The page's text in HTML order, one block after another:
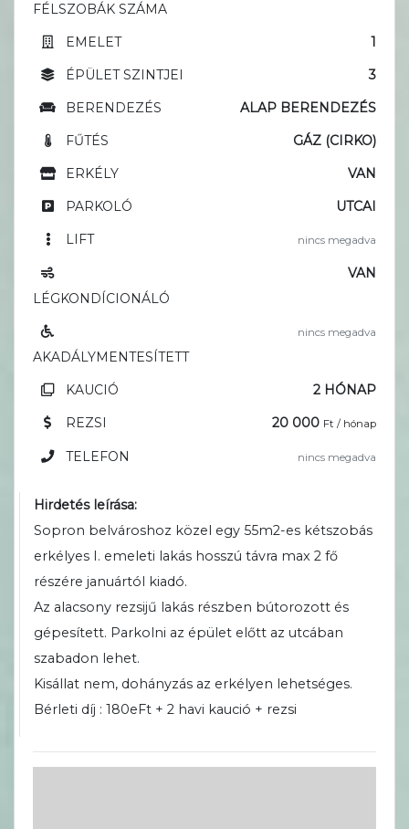
FÉLSZOBÁK SZÁMA
EMELET
1
ÉPÜLET SZINTJEI
3
BERENDEZÉS
ALAP BERENDEZÉS
FŰTÉS
GÁZ (CIRKO)
ERKÉLY
VAN
PARKOLÓ
UTCAI
LIFT
nincs megadva
LÉGKONDÍCIONÁLÓ
VAN
AKADÁLYMENTESÍTETT
nincs megadva
KAUCIÓ
2 HÓNAP
REZSI
20 000 Ft / hónap
TELEFON nincs megadva
Hirdetés leírása:
Sopron belvároshoz közel egy 55m2-es kétszobás
erkélyes I. emeleti lakás hosszú távra max 2 fő
részére januártól kiadó.
Az alacsony rezsijű lakás részben bútorozott és
gépesített. Parkolni az épület előtt az utcában
szabadon lehet.
Kisállat nem, dohányzás az erkélyen lehetséges.
Bérleti díj : 180eFt + 2 havi kaució + rezsi